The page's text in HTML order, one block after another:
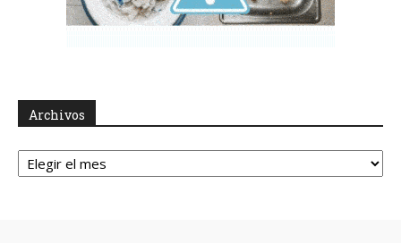
Archivos
Archivos